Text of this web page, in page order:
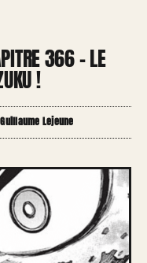
366 – LE
!
Guillaume Lejeune